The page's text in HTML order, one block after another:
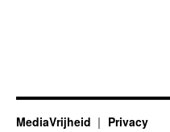
MediaVrijheid Privacy